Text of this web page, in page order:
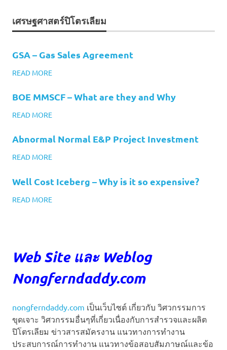
เศรษฐศาสตร์ปิโตรเลียม
GSA – Gas Sales Agreement
READ MORE
BOE MMSCF – What are they and Why
READ MORE
Abnormal Normal E&P Project Investment
READ MORE
Well Cost Iceberg – Why is it so expensive?
READ MORE
Web Site และ Weblog
Nongferndaddy.com
nongferndaddy.com เป็นเว็บไซต์ เกี่ยวกับ วิศวกรรมการ
ขุดเจาะ วิศวกรรมอื่นๆที่เกี่ยวเนื่องกับการสำรวจและผลิต
ปิโตรเลียม ข่าวสารสมัครงาน แนวทางการทำงาน
ประสบการณ์การทำงาน แนวทางข้อสอบสัมภาษณ์และข้อ